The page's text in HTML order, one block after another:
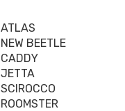
ATLAS
NEW BEETLE
CADDY
JETTA
SCIROCCO
ROOMSTER